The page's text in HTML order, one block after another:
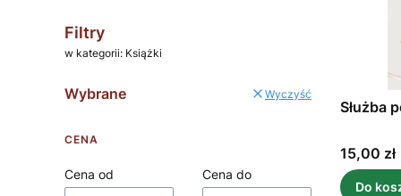
Filtry
w kategorii: Książki
Wybrane Wyczyść
CENA
Cena od
Cena do
Służba
Cena
15,00 zł
Do